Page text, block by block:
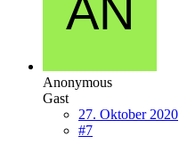
Anonymous
Gast
27. Oktober 2020
#7